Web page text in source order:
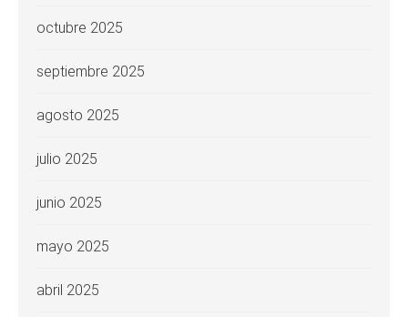
octubre 2025
septiembre 2025
agosto 2025
julio 2025
junio 2025
mayo 2025
abril 2025